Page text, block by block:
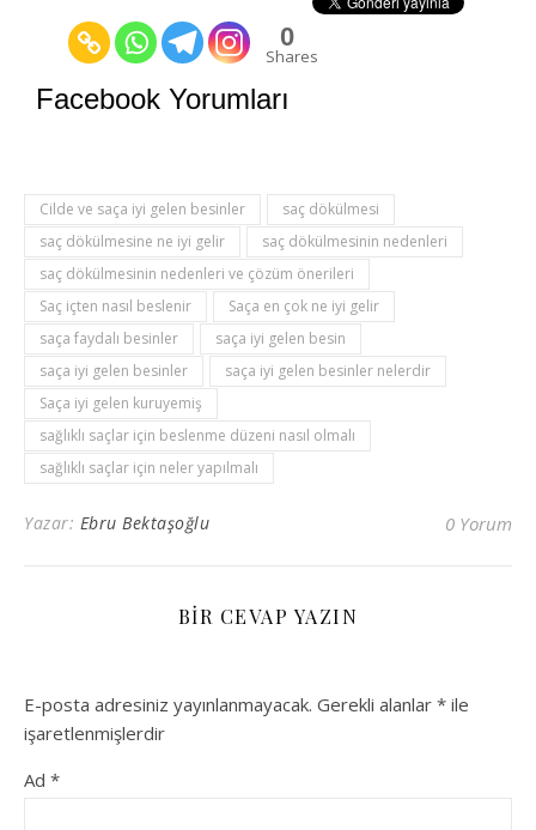
0
Shares
Facebook Yorumları
Cilde ve saça iyi gelen besinler
saç dökülmesi
saç dökülmesine ne iyi gelir
saç dökülmesinin nedenleri
saç dökülmesinin nedenleri ve çözüm önerileri
Saç içten nasıl beslenir
Saça en çok ne iyi gelir
saça faydalı besinler
saça iyi gelen besin
saça iyi gelen besinler
saça iyi gelen besinler nelerdir
Saça iyi gelen kuruyemiş
sağlıklı saçlar için beslenme düzeni nasıl olmalı
sağlıklı saçlar için neler yapılmalı
Yazar: Ebru Bektaşoğlu 0 Yorum
BIR CEVAP YAZIN
E-posta adresiniz yayınlanmayacak. Gerekli alanlar * ile
işaretlenmişlerdir
Ad *